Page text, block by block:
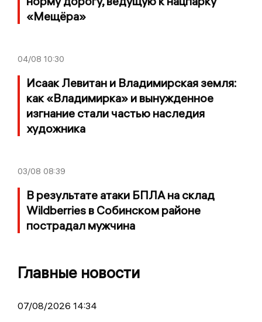
«Мещёра»
04/08 10:30
Исаак Левитан и Владимирская земля:
как «Владимирка» и вынужденное
изгнание стали частью наследия
художника
03/08 08:39
В результате атаки БПЛА на склад
Wildberries в Собинском районе
пострадал мужчина
Главные новости
07/08/2026 14:34